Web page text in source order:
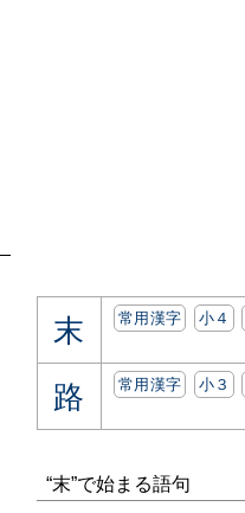
末 常用漢字 小４
路 常用漢字 小３
“末”で始まる語句